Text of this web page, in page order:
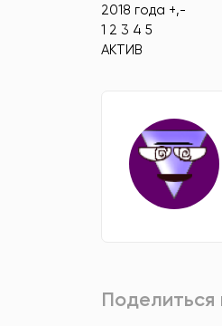
2018 года +,-
1 2 3 4 5
АКТИВ
Поделиться